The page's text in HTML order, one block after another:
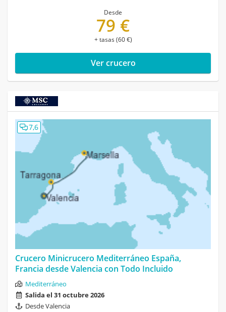
Desde
79 €
+ tasas (60 €)
Ver crucero
7,6
Crucero Minicrucero Mediterráneo España,
Francia desde Valencia con Todo Incluido
Mediterráneo
Salida el 31 octubre 2026
Desde Valencia